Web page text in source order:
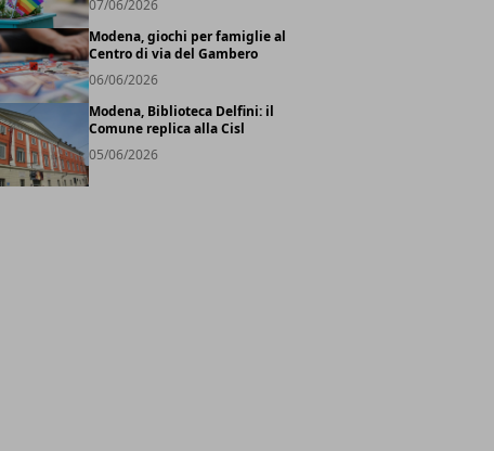
07/06/2026
Modena, giochi per famiglie al
Centro di via del Gambero
06/06/2026
Modena, Biblioteca Delfini: il
Comune replica alla Cisl
05/06/2026